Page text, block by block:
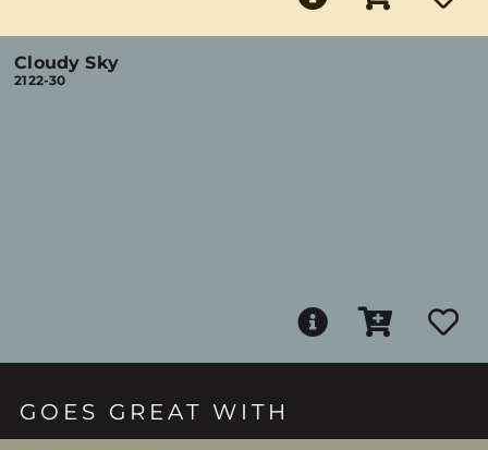
Cloudy Sky
2122-30
GOES GREAT WITH